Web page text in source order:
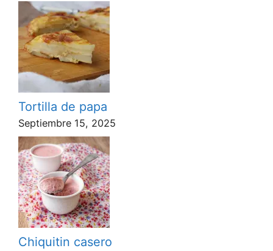
Tortilla de papa
Septiembre 15, 2025
Chiquitin casero